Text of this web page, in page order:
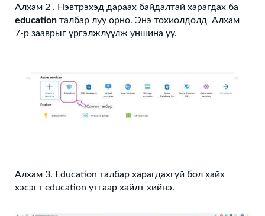
Алхам 2 . Нэвтрэхэд дараах байдалтай харагдах ба
education талбар луу орно. Энэ тохиолдолд Алхам
7-р зааврыг үргэлжлүүлж уншина уу.
Алхам 3. Education талбар харагдахгүй бол хайх
хэсэгт education утгаар хайлт хийнэ.